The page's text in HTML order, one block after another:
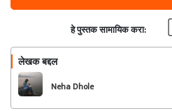
हे पुस्तक सामायिक करा:
लेखक बद्दल
Neha Dhole